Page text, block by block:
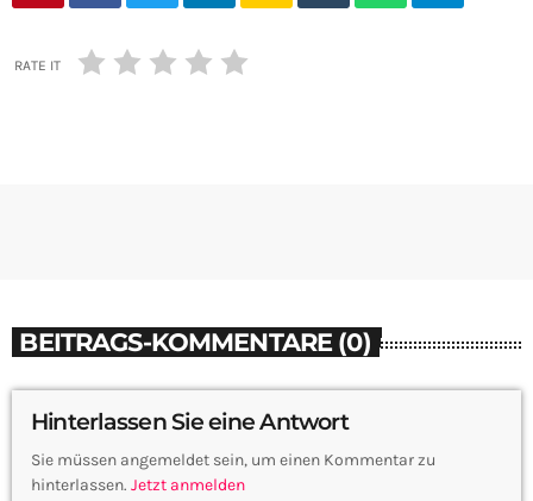
RATE IT
BEITRAGS-KOMMENTARE (0)
Hinterlassen Sie eine Antwort
Sie müssen angemeldet sein, um einen Kommentar zu
hinterlassen. Jetzt anmelden